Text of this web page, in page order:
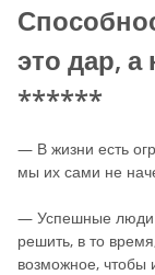
это дар, а
******
— В жизни есть
мы их сами не
— Успешные люди
решить, в то
возможное, чтобы